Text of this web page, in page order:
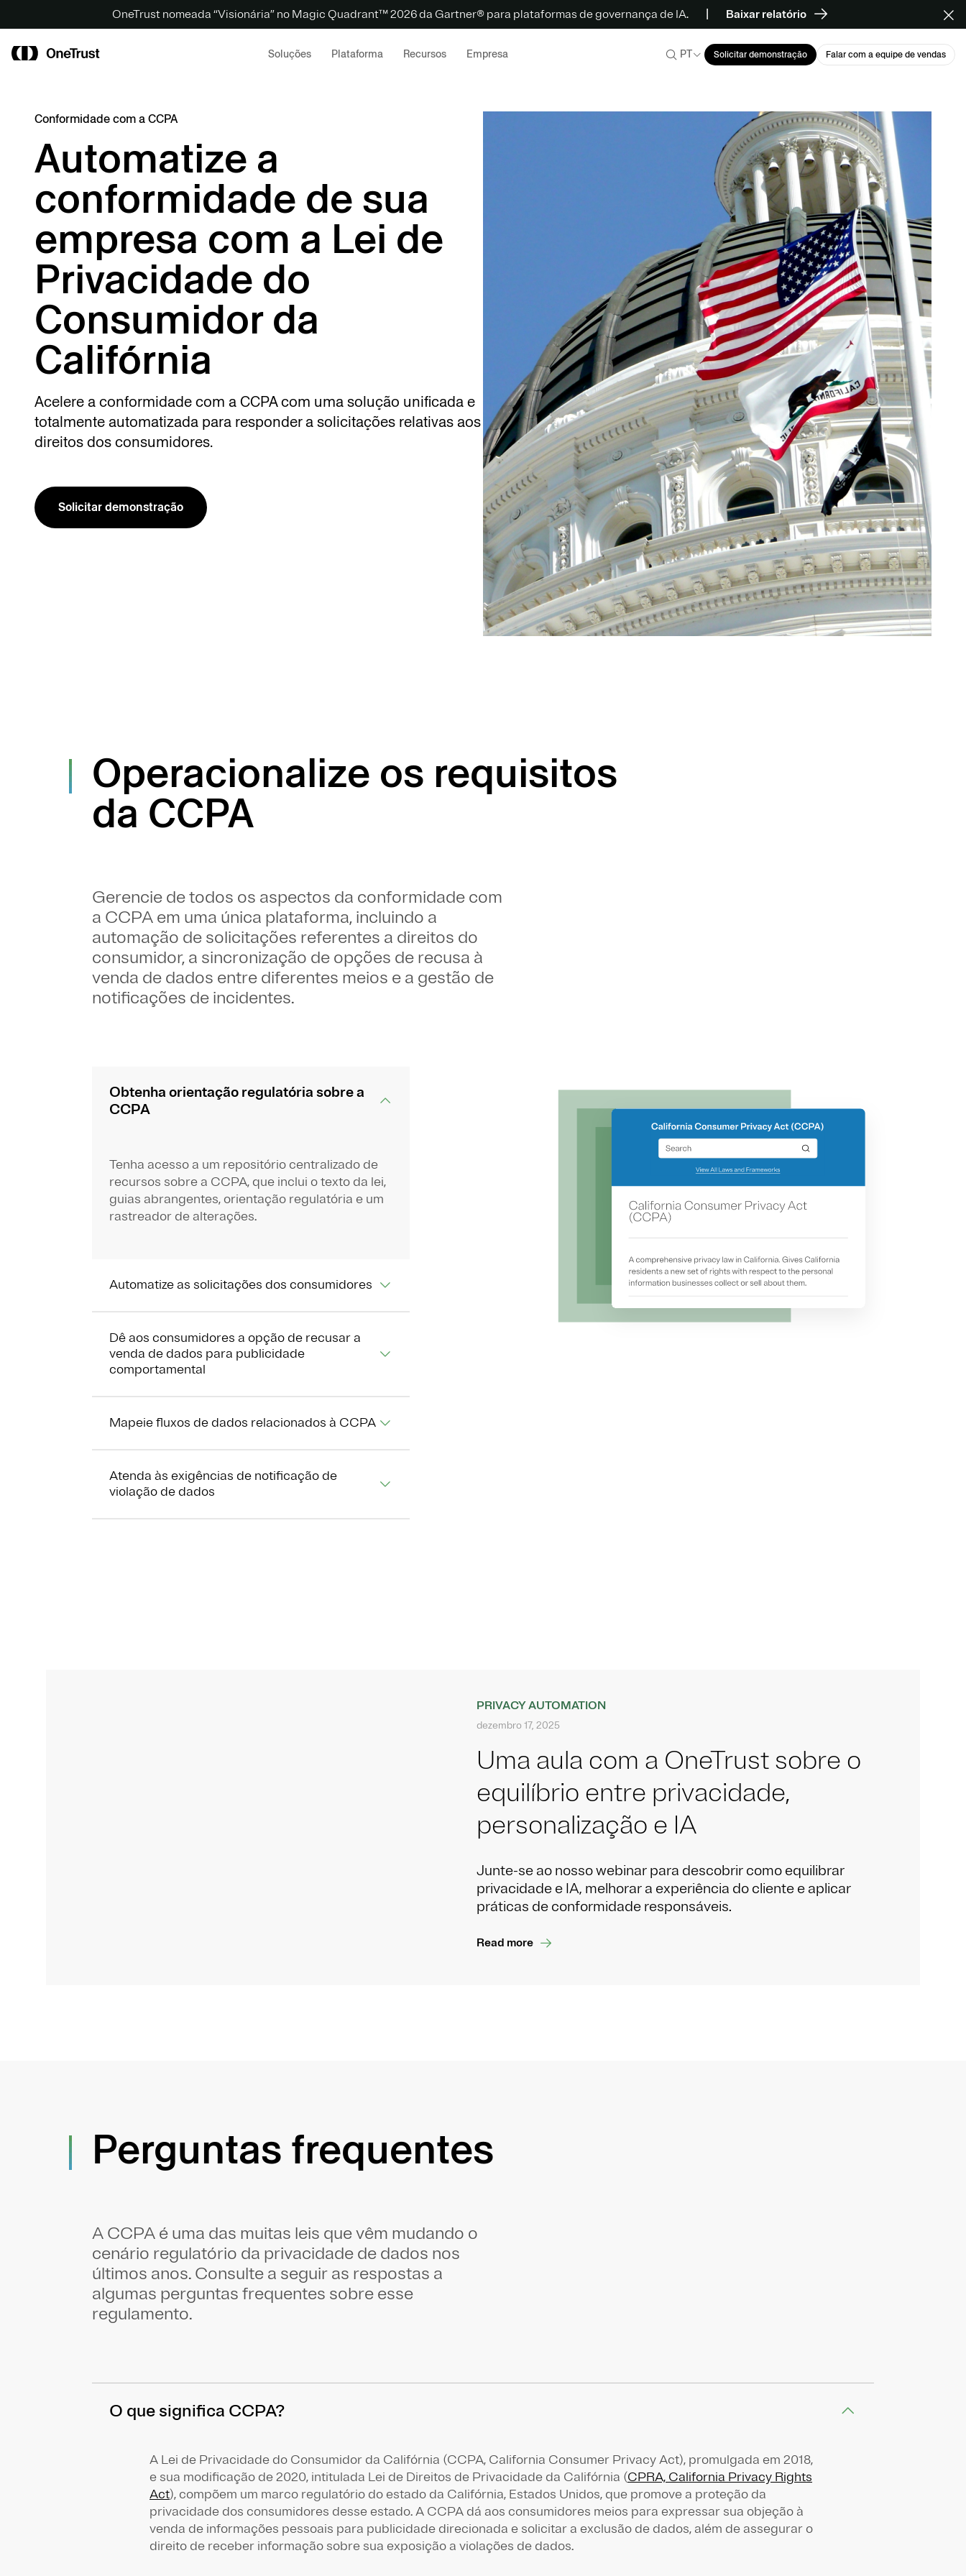
OneTrust nomeada “Visionária” no Magic Quadrant™ 2026 da Gartner® para plataformas de governança de IA. Baixar relatório
Soluções Plataforma Recursos Empresa PT Solicitar demonstração Falar com a equipe de vendas
Conformidade com a CCPA
Automatize a
conformidade de sua
empresa com a Lei de
Privacidade do
Consumidor da
Califórnia
Acelere a conformidade com a CCPA com uma solução unificada e
totalmente automatizada para responder a solicitações relativas aos
direitos dos consumidores.
Solicitar demonstração
Operacionalize os requisitos
da CCPA
Gerencie de todos os aspectos da conformidade com
a CCPA em uma única plataforma, incluindo a
automação de solicitações referentes a direitos do
consumidor, a sincronização de opções de recusa à
venda de dados entre diferentes meios e a gestão de
notificações de incidentes.
Obtenha orientação regulatória sobre a
CCPA
Tenha acesso a um repositório centralizado de
recursos sobre a CCPA, que inclui o texto da lei,
guias abrangentes, orientação regulatória e um
rastreador de alterações.
Automatize as solicitações dos consumidores
Dê aos consumidores a opção de recusar a
venda de dados para publicidade
comportamental
Mapeie fluxos de dados relacionados à CCPA
Atenda às exigências de notificação de
violação de dados
PRIVACY AUTOMATION
dezembro 17, 2025
Uma aula com a OneTrust sobre o
equilíbrio entre privacidade,
personalização e IA
Junte-se ao nosso webinar para descobrir como equilibrar
privacidade e IA, melhorar a experiência do cliente e aplicar
práticas de conformidade responsáveis.
Read more
Perguntas frequentes
A CCPA é uma das muitas leis que vêm mudando o
cenário regulatório da privacidade de dados nos
últimos anos. Consulte a seguir as respostas a
algumas perguntas frequentes sobre esse
regulamento.
O que significa CCPA?
A Lei de Privacidade do Consumidor da Califórnia (CCPA, California Consumer Privacy Act), promulgada em 2018,
e sua modificação de 2020, intitulada Lei de Direitos de Privacidade da Califórnia (CPRA, California Privacy Rights
Act), compõem um marco regulatório do estado da Califórnia, Estados Unidos, que promove a proteção da
privacidade dos consumidores desse estado. A CCPA dá aos consumidores meios para expressar sua objeção à
venda de informações pessoais para publicidade direcionada e solicitar a exclusão de dados, além de assegurar o
direito de receber informação sobre sua exposição a violações de dados.